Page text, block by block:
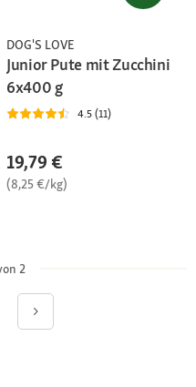
DOG'S LOVE
Junior Pute mit Zucchini
6x400 g
4.5 (11)
19,79 €
(8,25 €/kg)
2